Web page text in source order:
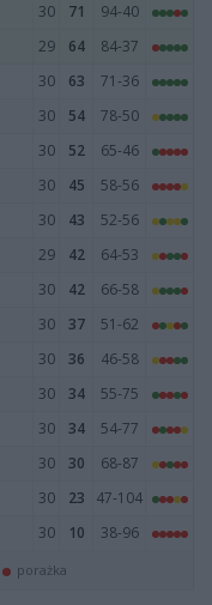
30 71
94-40
29 64
84-37
30 63
71-36
30 54
78-50
30 52
65-46
30 45
58-56
30 43
52-56
29 42
64-53
30 42
66-58
30 37
51-62
30 36
46-58
30 34
55-75
30 34
54-77
30 30
68-87
30 23
47-104
30 10 38-96
porażka